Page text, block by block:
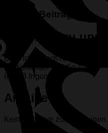
Neuste Beiträge
Dein Weg zu uns
ESV Ingolstadt-Ringsee e.V.
Geisenfelder Straße 1
85053 Ingolstadt
Archive
Keine Archive zum Anzeigen.